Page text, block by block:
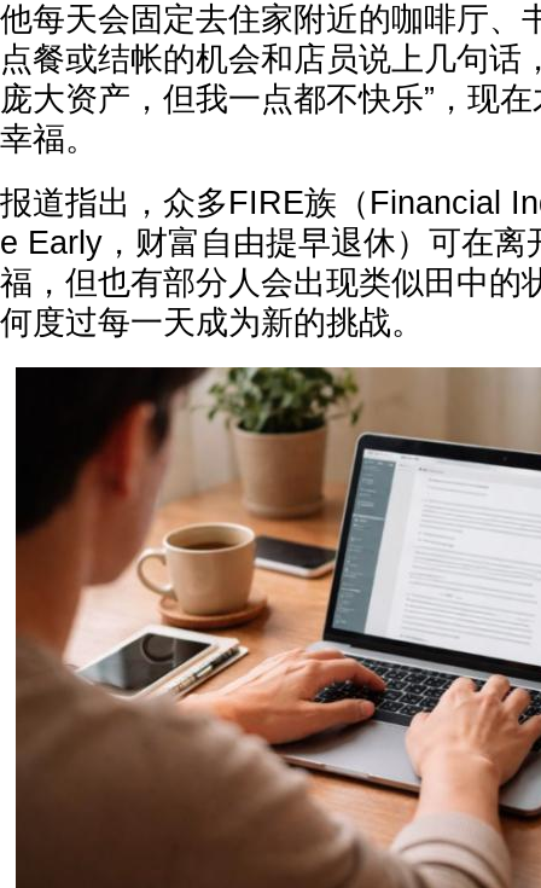
他每天会固定去住家附近的咖啡厅、
点餐或结帐的机会和店员说上几句话
庞大资产，但我一点都不快乐”，现
幸福。
报道指出，众多FIRE族（Financial
e Early，财富自由提早退休）可在离
福，但也有部分人会出现类似田中的
何度过每一天成为新的挑战。